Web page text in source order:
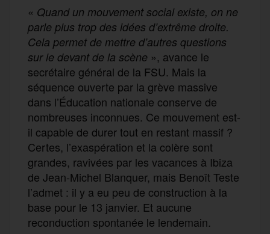
« Quand un mouvement social existe, on ne
parle plus trop des idées d’extrême droite.
Cela permet de mettre d’autres questions
sur le devant de la scène », avance le
secrétaire général de la FSU. Mais la
séquence ouverte par la grève massive
dans l’Éducation nationale conserve de
nombreuses inconnues. Ce mouvement est-
il capable de durer tout en restant massif ?
Certes, l’exaspération et la colère sont
grandes, ravivées par les vacances à Ibiza
de Jean-Michel Blanquer, mais Benoît Teste
l’admet : il y a eu peu de construction à la
base pour le 13 janvier. Et aucune
reconduction spontanée le lendemain.